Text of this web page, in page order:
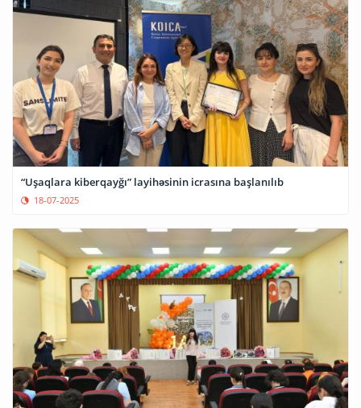
“Uşaqlara kiberqayğı” layihəsinin icrasına başlanılıb
18-07-2025